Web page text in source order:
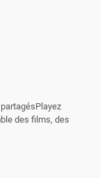
des films, des